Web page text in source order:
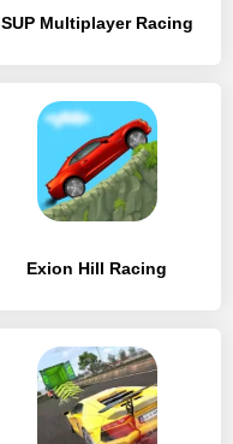
SUP Multiplayer Racing
Exion Hill Racing